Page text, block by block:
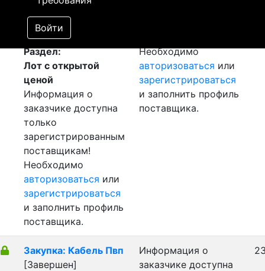
Войти
Лот №:
АУКЦИОН (покупка
товара)
Раздел:
Лот с открытой
ценой
Информация о
заказчике доступна
только
зарегистрированным
поставщикам!
Необходимо
авторизоваться или
зарегистрироваться
и заполнить профиль
поставщика.
Необходимо
авторизоваться или
зарегистрироваться
и заполнить профиль
поставщика.
Закупка: Кабель Пвп
[Завершен]
Информация о
заказчике доступна